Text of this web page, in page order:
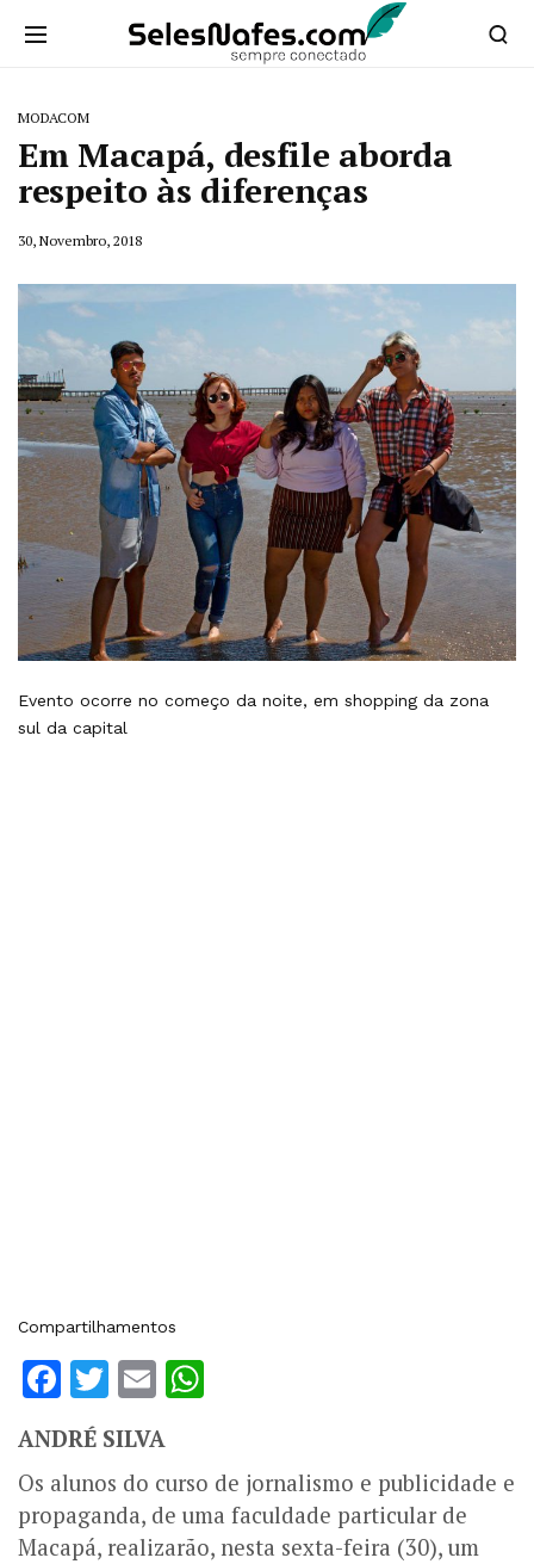
MODACOM
Em Macapá, desfile aborda
respeito às diferenças
30, Novembro, 2018
Evento ocorre no começo da noite, em shopping da zona
sul da capital
Compartilhamentos
Facebook
Twitter
Email
ANDRÉ SILVA
Os alunos do curso de jornalismo e publicidade e
propaganda, de uma faculdade particular de
Macapá, realizarão, nesta sexta-feira (30), um